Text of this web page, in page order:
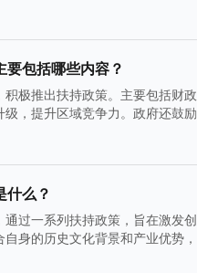
包括哪些内容？
极推出扶持政策。主要包括财
，提升区域竞争力。政府还鼓
什么？
过一系列扶持政策，旨在激发
身的历史文化背景和产业优势